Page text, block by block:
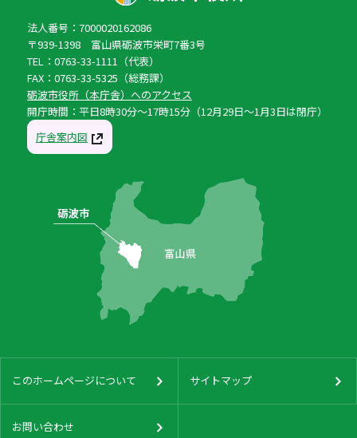
法人番号：7000020162086
〒939-1398 富山県砺波市栄町7番3号
TEL：0763-33-1111（代表）
FAX：0763-33-5325（総務課）
砺波市役所（本庁舎）へのアクセス
開庁時間：平日8時30分〜17時15分（12月29日〜1月3日は閉庁）
庁舎案内図
このホームページについて サイトマップ
お問い合わせ